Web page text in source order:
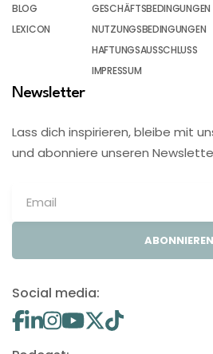
BLOG
LEXICON
GESCHÄFTSBEDINGUNGEN
NUTZUNGSBEDINGUNGEN
HAFTUNGSAUSSCHLUSS
IMPRESSUM
Newsletter
Lass dich inspirieren, bleibe mit
und abonniere unseren
ABONNIEREN
Social media: